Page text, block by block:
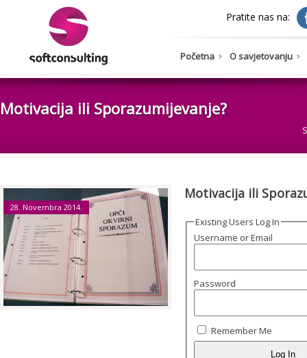
Pratite nas na:
Početna O savjetovanju
Motivacija ili Sporazumijevanje?
28. Novembra 2014.
Motivacija ili
Existing Users Log In
Username or Email
Password
Remember Me